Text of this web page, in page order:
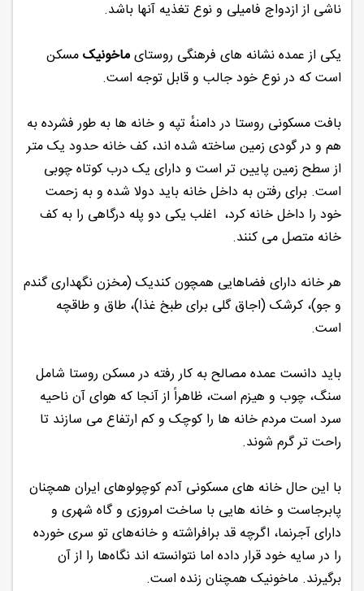
ناشی از ازدواج فامیلی و نوع تغذیه آنها باشد.
یکی از عمده نشانه‌ های فرهنگی روستایماخونیکمسکن
است که در نوع خود جالب و قابل توجه است.
بافت مسکونی روستا در دامنهٔ تپه و خانه‌ ها به طور فشرده‌ به‌
هم و در گودی زمین ساخته شده ‌اند، کف خانه حدود یک متر
از سطح زمین پایین ‌تر است و دارای یک درب کوتاه چوبی
است. برای رفتن به داخل خانه باید دولا شده و به زحمت
خود را داخل خانه کرد، اغلب یکی دو پله درگاهی را به کف
خانه متصل می ‌کنند.
هر خانه دارای فضاهایی همچون کندیک (مخزن نگهداری گندم
و جو)، کرشک (اجاق گلی برای طبخ غذا)، طاق و طاقچه
است.
باید دانست عمده مصالح به کار رفته در مسکن روستا شامل
سنگ، چوب و هیزم است، ظاهراً از آنجا که هوای آن ناحیه
سرد است مردم خانه ها را کوچک و کم ارتفاع می سازند تا
راحت تر گرم شوند.
با این حال خانه ‌های مسکونی آدم کوچولوهای ایران همچنان
پابرجاست و خانه‌ هایی با ساخت امروزی و گاه شهری و
دارای آجرنما، اگرچه قد برافراشته و خانه‌های تو سری خورده
را در سایه خود قرار داده اما نتوانسته اند نگاه‌ها را از آن
برگیرند. ماخونیک همچنان زنده است.